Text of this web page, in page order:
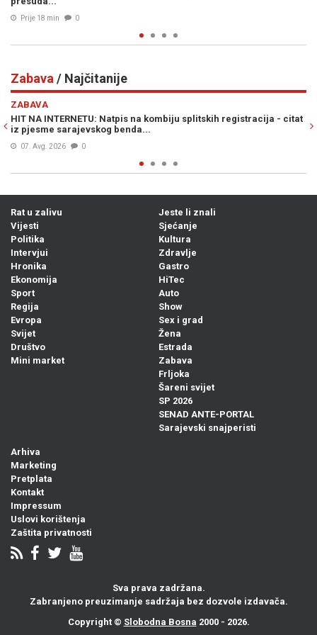
Prije 46 min
Zabava / Najčitanije
- citat
ZABAVA
VIC DANA: Skupljale se pare za obnovu lokalne crkve, a
začuo poznati glas iz mase...
06. Avg. 2026
Rat u zalivu
Vijesti
Politika
Intervjui
Hronika
Ekonomija
Sport
Regija
Evropa
Svijet
Društvo
Mini market
Jeste li znali
Sjećanje
Kultura
Zdravlje
Gastro
HiTec
Auto
Show
Sex i grad
Žena
Estrada
Zabava
Frljoka
Šareni svijet
SP 2026
SENAD ANTE-PORTAL
Sarajevski snajperisti
Arhiva
Marketing
Pretplata
Kontakt
Impressum
Uslovi korištenja
Zaštita privatnosti
Sva prava zadržana.
Zabranjeno preuzimanje sadržaja bez dozvole izdavača.
Copyright © Slobodna Bosna 2000 - 2026.